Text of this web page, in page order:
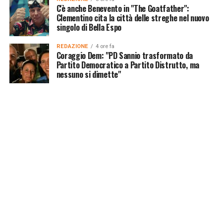
C'è anche Benevento in "The Goatfather":
Clementino cita la città delle streghe nel nuovo
singolo di Bella Espo
REDAZIONE 4 ore fa
Coraggio Dem: "PD Sannio trasformato da
Partito Democratico a Partito Distrutto, ma
nessuno si dimette"